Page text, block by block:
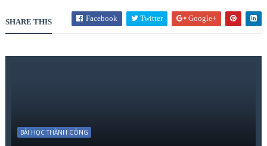
SHARE THIS Facebook Twitter Google+
BÀI HỌC THÀNH CÔNG